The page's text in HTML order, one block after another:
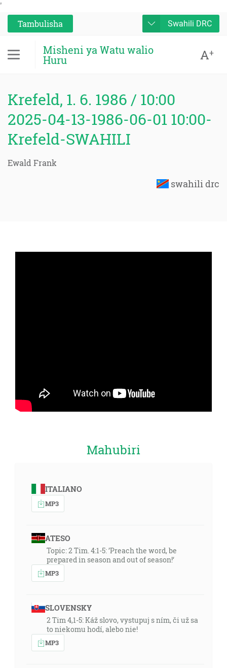
'
Tambulisha
Swahili DRC
Misheni ya Watu walio
Huru A+
Krefeld, 1. 6. 1986 / 10:00
2025-04-13-1986-06-01 10:00-
Krefeld-SWAHILI
Ewald Frank
swahili drc
Mahubiri
ITALIANO
MP3
ATESO
Topic: 2 Tim. 4:1-5: ’Preach the word, be
prepared in season and out of season!‘
MP3
SLOVENSKY
2 Tim 4,1-5: Káž slovo, vystupuj s ním, či už sa
to niekomu hodí, alebo nie!
MP3